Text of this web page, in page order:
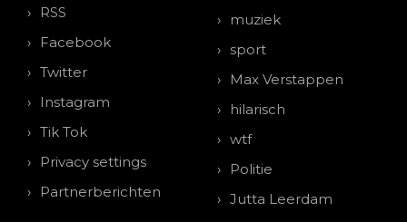
RSS
Facebook
Twitter
Instagram
Tik Tok
Privacy settings
Partnerberichten
muziek
sport
Max Verstappen
hilarisch
wtf
Politie
Jutta Leerdam